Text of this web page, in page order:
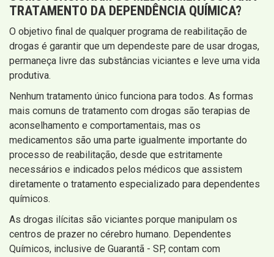
TRATAMENTO DA DEPENDÊNCIA QUÍMICA?
O objetivo final de qualquer programa de reabilitação de
drogas é garantir que um dependeste pare de usar drogas,
permaneça livre das substâncias viciantes e leve uma vida
produtiva.
Nenhum tratamento único funciona para todos. As formas
mais comuns de tratamento com drogas são terapias de
aconselhamento e comportamentais, mas os
medicamentos são uma parte igualmente importante do
processo de reabilitação, desde que estritamente
necessários e indicados pelos médicos que assistem
diretamente o tratamento especializado para dependentes
químicos.
As drogas ilícitas são viciantes porque manipulam os
centros de prazer no cérebro humano. Dependentes
Químicos, inclusive de Guarantã - SP, contam com